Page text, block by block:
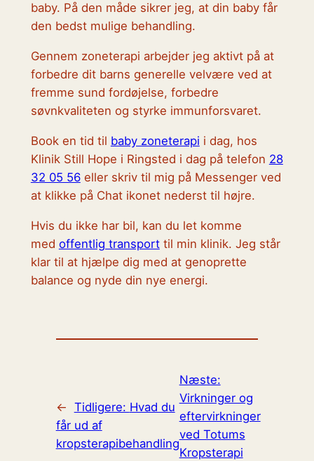
baby. På den måde sikrer jeg, at din baby får
den bedst mulige behandling.
Gennem zoneterapi arbejder jeg aktivt på at
forbedre dit barns generelle velvære ved at
fremme sund fordøjelse, forbedre
søvnkvaliteten og styrke immunforsvaret.
Book en tid til baby zoneterapi i dag, hos
Klinik Still Hope i Ringsted i dag på telefon 28
32 05 56eller skriv til mig på Messenger ved
at klikke på Chat ikonet nederst til højre.
Hvis du ikke har bil, kan du let komme
med offentlig transporttil min klinik. Jeg står
klar til at hjælpe dig med at genoprette
balance og nyde din nye energi.
← Tidligere: Hvad du
får ud af
kropsterapibehandling
Næste:
Virkninger og
eftervirkninger
ved Totums
Kropsterapi